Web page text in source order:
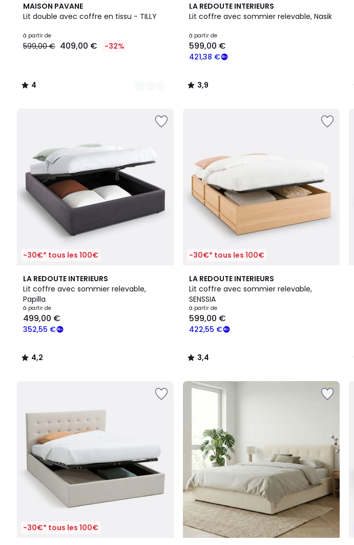
MAISON PAVANE
Lit double avec coffre en tissu - TILLY
à partir de
599,00 € 409,00 € -32%
4
/
3
Couleurs
4
/
LA REDOUTE INTERIEURS
Lit coffre avec sommier relevable, Nasik
à partir de
421,38 €
599,00 €
3,9
/ 5
3,9
/
-30€* tous les 100€
LA REDOUTE INTERIEURS
Lit coffre avec sommier relevable,
Papilla
à partir de
352,55 €
499,00 €
4,2
/ 5
4,2
/
-30€* tous les 100€
LA REDOUTE INTERIEURS
Lit coffre avec sommier relevable,
SENSSIA
à partir de
422,55 €
599,00 €
3,4
/ 5
3,4
/
-30€* tous les 100€